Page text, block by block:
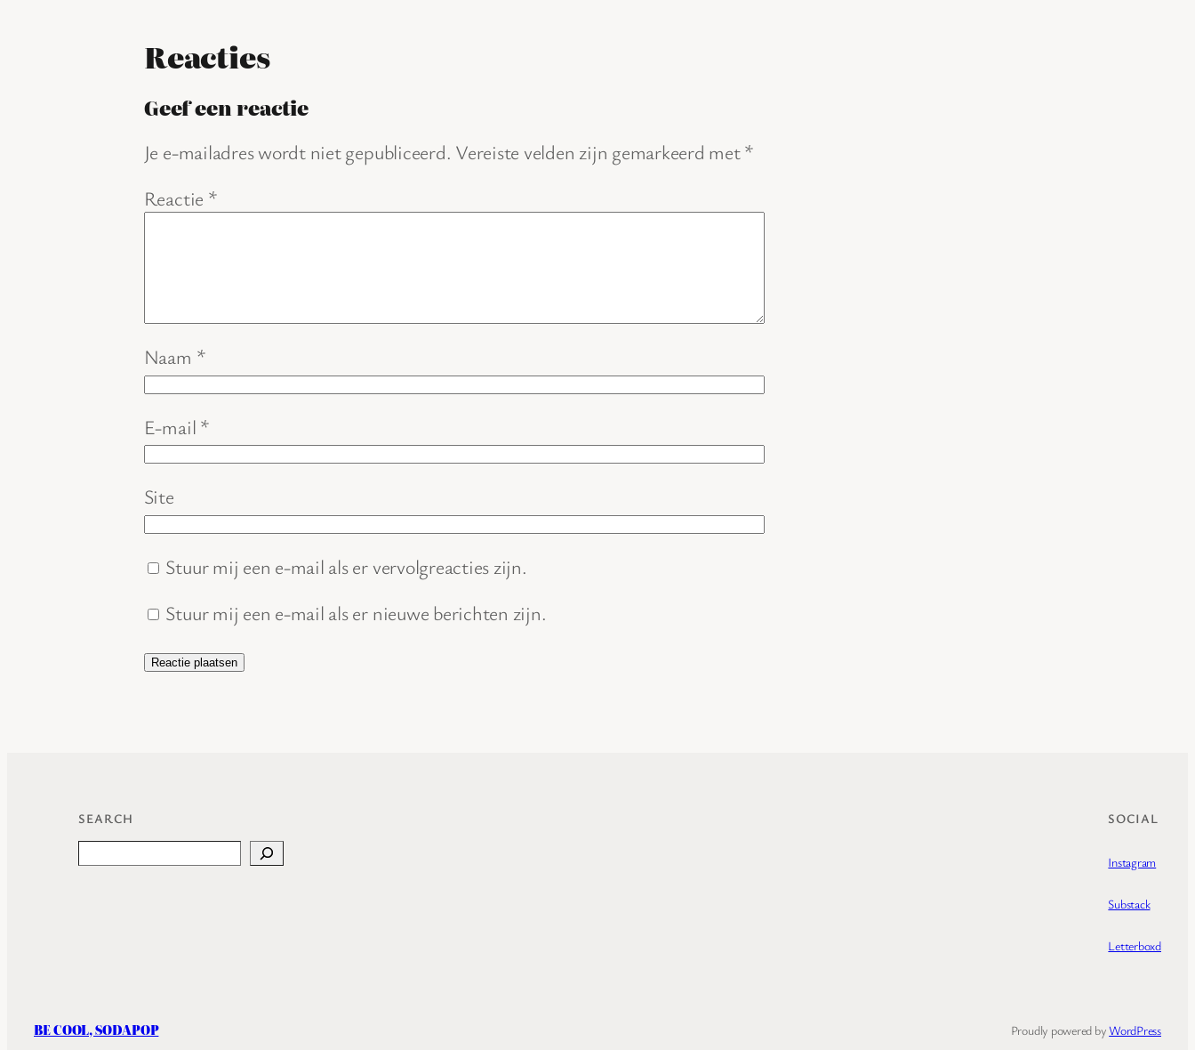
Reacties
Geef een reactie
Je e-mailadres wordt niet gepubliceerd. Vereiste velden zijn gemarkeerd met*
Reactie *
Naam *
E-mail *
Site
Stuur mij een e-mail als er vervolgreacties zijn.
Stuur mij een e-mail als er nieuwe berichten zijn.
SEARCH SOCIAL
Instagram
Substack
Letterboxd
BE COOL, SODAPOP Proudly powered byWordPress